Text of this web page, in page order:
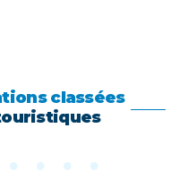
classées